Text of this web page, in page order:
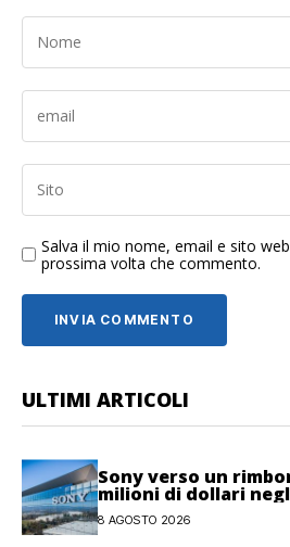
Salva il mio nome, email e sito
prossima volta che commento.
ULTIMI ARTICOLI
Sony verso un
milioni di dollari
illegittimi
8 AGOSTO 2026